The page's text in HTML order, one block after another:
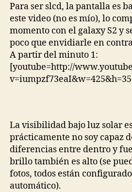
Para ser slcd, la pantalla es
este video (no es mío), lo
momento con el galaxy S2 y
poco que envidiarle en
A partir del minuto 1:
[youtube=http://
La visibilidad bajo luz solar
prácticamente no soy capaz
diferencias entre dentro y
brillo también es alto (se
fotos, todos están
automático).